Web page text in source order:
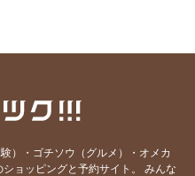
実に人生を好転させる方法
）・ゴチソウ（グルメ）・オメカ
ョッピングと予約サイト。
みんな